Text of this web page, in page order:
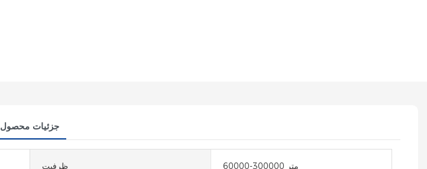
جزئیات محصول
ظرفیت 60000-300000 متر